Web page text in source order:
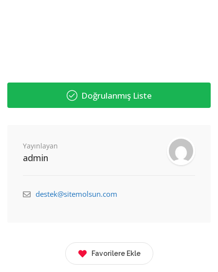
Doğrulanmış Liste
Yayınlayan
admin
destek@sitemolsun.com
Favorilere Ekle